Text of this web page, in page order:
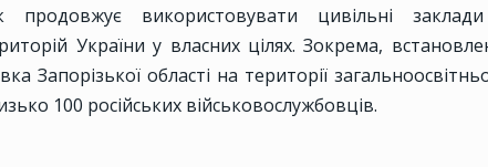
продовжує використовувати цивільні
України у власних цілях. Зокрема,
Запорізької області на території
100 російських військовослужбовців.